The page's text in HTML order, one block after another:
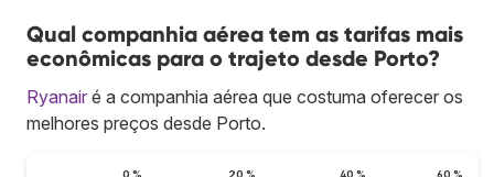
Qual companhia aérea tem as tarifas mais
econômicas para o trajeto desde Porto?
Ryanair é a companhia aérea que costuma oferecer os
melhores preços desde Porto.
0 % 20 % 40 % 60 %